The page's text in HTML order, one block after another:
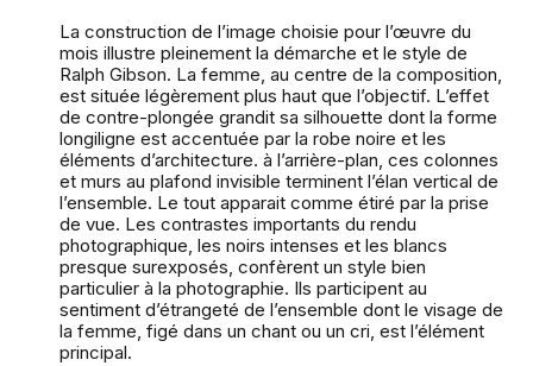
La construction de l’image choisie pour l’œuvre du
mois illustre pleinement la démarche et le style de
Ralph Gibson. La femme, au centre de la composition,
est située légèrement plus haut que l’objectif. L’effet
de contre-plongée grandit sa silhouette dont la forme
longiligne est accentuée par la robe noire et les
éléments d’architecture. à l’arrière-plan, ces colonnes
et murs au plafond invisible terminent l’élan vertical de
l’ensemble. Le tout apparait comme étiré par la prise
de vue. Les contrastes importants du rendu
photographique, les noirs intenses et les blancs
presque surexposés, confèrent un style bien
particulier à la photographie. Ils participent au
sentiment d’étrangeté de l’ensemble dont le visage de
la femme, figé dans un chant ou un cri, est l’élément
principal.